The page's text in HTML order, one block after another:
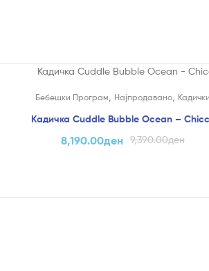
Кревети иБебешки Програм, Најпродавано,
Кадичка Cuddle Bubble Ocean –
9,390.00ден
8,190.00ден